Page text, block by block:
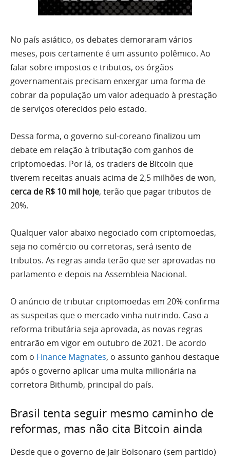
No país asiático, os debates demoraram vários
meses, pois certamente é um assunto polêmico. Ao
falar sobre impostos e tributos, os órgãos
governamentais precisam enxergar uma forma de
cobrar da população um valor adequado à prestação
de serviços oferecidos pelo estado.
Dessa forma, o governo sul-coreano finalizou um
debate em relação à tributação com ganhos de
criptomoedas. Por lá, os traders de Bitcoin que
tiverem receitas anuais acima de 2,5 milhões de won,
cerca de R$ 10 mil hoje, terão que pagar tributos de
20%.
Qualquer valor abaixo negociado com criptomoedas,
seja no comércio ou corretoras, será isento de
tributos. As regras ainda terão que ser aprovadas no
parlamento e depois na Assembleia Nacional.
O anúncio de tributar criptomoedas em 20% confirma
as suspeitas que o mercado vinha nutrindo. Caso a
reforma tributária seja aprovada, as novas regras
entrarão em vigor em outubro de 2021. De acordo
com o Finance Magnates, o assunto ganhou destaque
após o governo aplicar uma multa milionária na
corretora Bithumb, principal do país.
Brasil tenta seguir mesmo caminho de
reformas, mas não cita Bitcoin ainda
Desde que o governo de Jair Bolsonaro (sem partido)